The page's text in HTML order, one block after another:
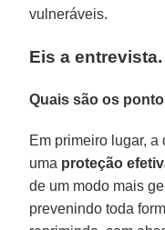
vulneráveis.
Eis a entrevista.
Quais são os
Em primeiro lugar,
uma proteção
de um modo mais
prevenindo toda